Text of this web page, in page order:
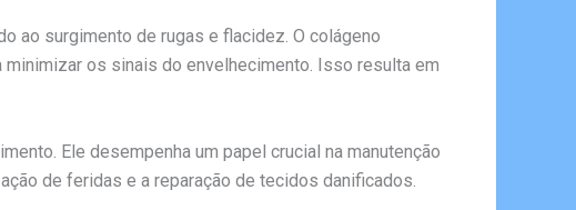
ao surgimento de rugas e flacidez. O colágeno
os sinais do envelhecimento. Isso resulta em
Ele desempenha um papel crucial na manutenção
de feridas e a reparação de tecidos danificados.